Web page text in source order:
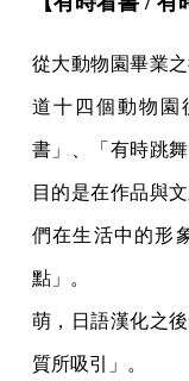
從大動物園畢業
道十四個動物園
書」、「有時跳
目的是在作品與
們在生活中的形
點」。
萌，日語漢化之
質所吸引」。